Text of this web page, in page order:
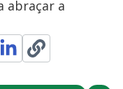
abraçar a